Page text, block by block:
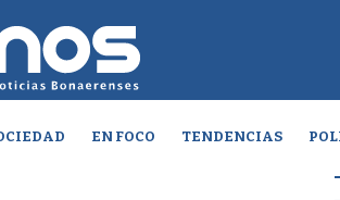
EN FOCO TENDENCIAS